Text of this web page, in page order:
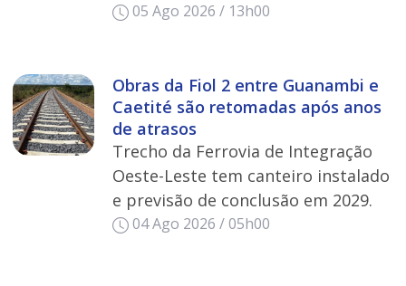
05 Ago 2026 / 13h00
Obras da Fiol 2 entre Guanambi e
Caetité são retomadas após anos
de atrasos
Trecho da Ferrovia de Integração
Oeste-Leste tem canteiro instalado
e previsão de conclusão em 2029.
04 Ago 2026 / 05h00